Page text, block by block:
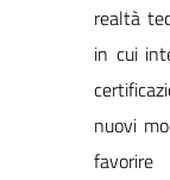
realtà
in cui
nuovi
favorire